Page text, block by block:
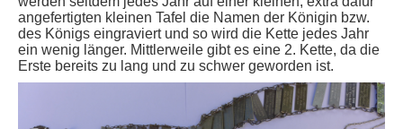
angefertigten kleinen Tafel die Namen der Königin bzw.
des Königs eingraviert und so wird die Kette jedes Jahr
ein wenig länger. Mittlerweile gibt es eine 2. Kette, da die
Erste bereits zu lang und zu schwer geworden ist.